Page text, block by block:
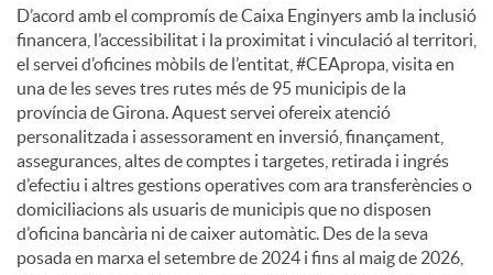
D’acord amb el compromís de Caixa Enginyers amb la inclusió
financera, l’accessibilitat i la proximitat i vinculació al territori,
el servei d’oficines mòbils de l’entitat, #CEApropa, visita en
una de les seves tres rutes més de 95 municipis de la
província de Girona. Aquest servei ofereix atenció
personalitzada i assessorament en inversió, finançament,
assegurances, altes de comptes i targetes, retirada i ingrés
d’efectiu i altres gestions operatives com ara transferències o
domiciliacions als usuaris de municipis que no disposen
d’oficina bancària ni de caixer automàtic. Des de la seva
posada en marxa el setembre de 2024 i fins al maig de 2026,